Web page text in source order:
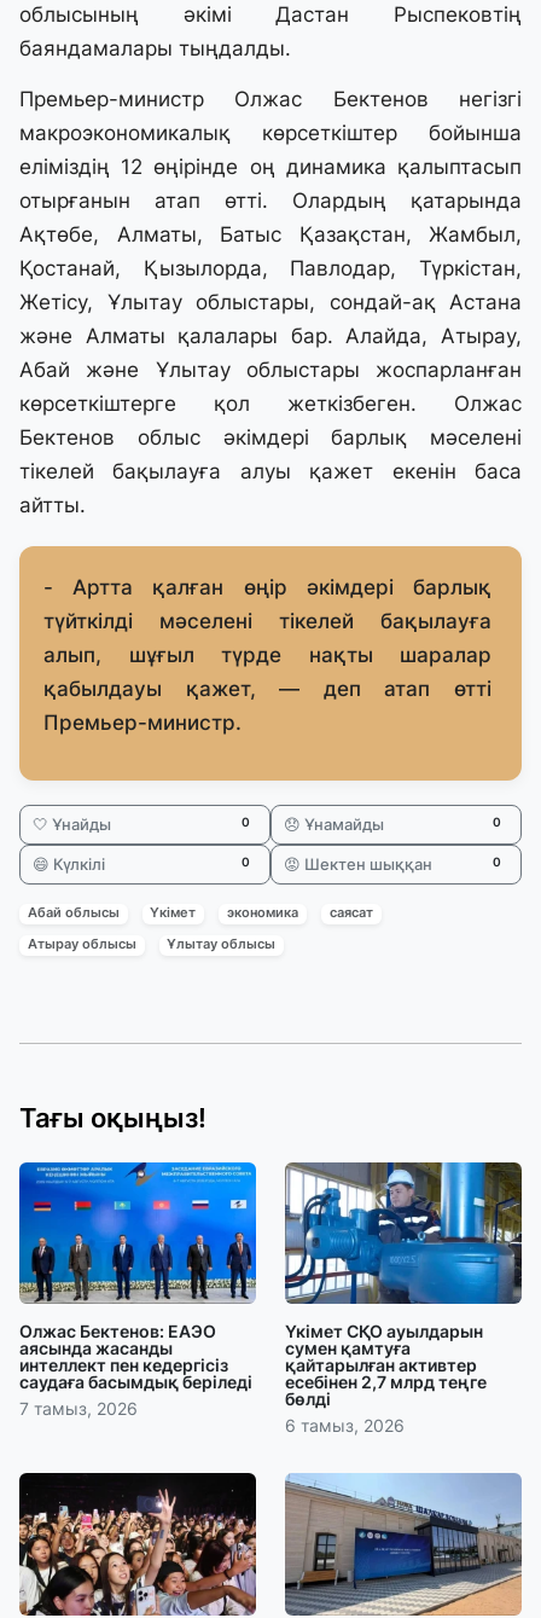
облысының әкімі Дастан Рыспековтің
баяндамалары тыңдалды.
Премьер-министр Олжас Бектенов негізгі
макроэкономикалық көрсеткіштер бойынша
еліміздің 12 өңірінде оң динамика қалыптасып
отырғанын атап өтті. Олардың қатарында
Ақтөбе, Алматы, Батыс Қазақстан, Жамбыл,
Қостанай, Қызылорда, Павлодар, Түркістан,
Жетісу, Ұлытау облыстары, сондай-ақ Астана
және Алматы қалалары бар. Алайда, Атырау,
Абай және Ұлытау облыстары жоспарланған
көрсеткіштерге қол жеткізбеген. Олжас
Бектенов облыс әкімдері барлық мәселені
тікелей бақылауға алуы қажет екенін баса
айтты.
- Артта қалған өңір әкімдері барлық
түйткілді мәселені тікелей бақылауға
алып, шұғыл түрде нақты шаралар
қабылдауы қажет, — деп атап өтті
Премьер-министр.
🤍 Ұнайды 0 😞 Ұнамайды 0
😄 Күлкілі 0 😡 Шектен шыққан 0
Абай облысы Үкімет экономика
саясат
Атырау облысы
Ұлытау облысы
Тағы оқыңыз!
Олжас Бектенов: ЕАЭО
аясында жасанды
интеллект пен кедергісіз
саудаға басымдық беріледі
7 тамыз, 2026
Үкімет СҚО ауылдарын
сумен қамтуға
қайтарылған активтер
есебінен 2,7 млрд теңге
бөлді
6 тамыз, 2026